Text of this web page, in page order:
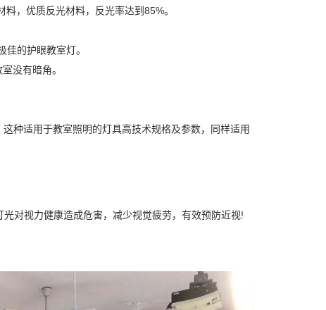
，优质反光材料，反光率达到85%。
的护眼教室灯。
没有暗角。
种适用于教室照明的灯具高技术规格及参数，同样适用
对视力健康造成危害，减少视觉疲劳，有效预防近视!